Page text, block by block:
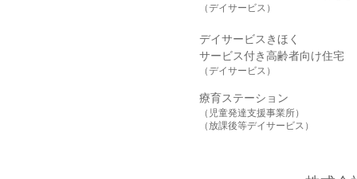
（デイサービス）
デイサービスきほく
サービス付き高齢者向け住宅
（デイサービス）
療育ステーション
（児童発達支援事業所）
（放課後等デイサービス）